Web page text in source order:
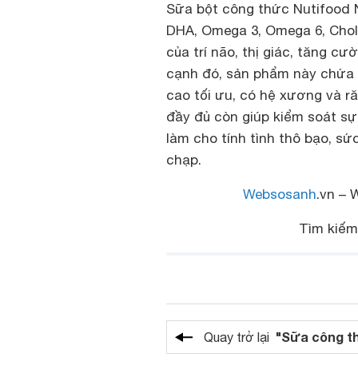
Sữa bột công thức Nutifood
DHA, Omega 3, Omega 6,
của trí não, thị giác, tăng
cạnh đó, sản phẩm này
cao tối ưu, có hệ xương và
đầy đủ còn giúp kiểm soát
làm cho tính tình thô bạo,
chạp.
Websosanh.vn –
Tìm
Quay trở lại "Sữa công